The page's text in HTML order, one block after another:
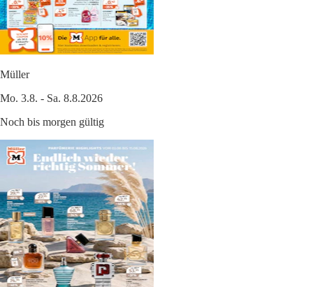
Müller
Mo. 3.8. - Sa. 8.8.2026
Noch bis morgen gültig